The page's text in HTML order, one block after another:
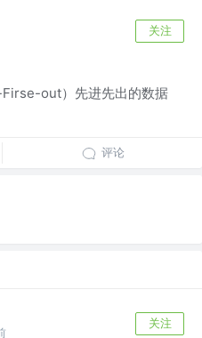
关注
out）先进先出的数据
评论
关注